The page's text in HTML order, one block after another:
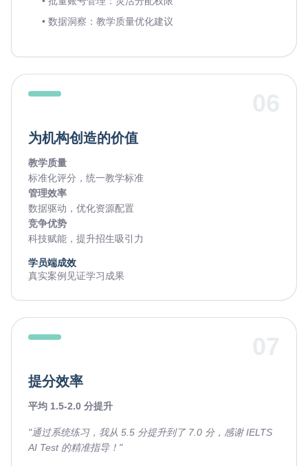
• 数据洞察：教学质量优化建议
为机构创造的价值
教学质量
标准化评分，统一教学标准
管理效率
数据驱动，优化资源配置
竞争优势
科技赋能，提升招生吸引力
学员端成效
真实案例见证学习成果
提分效率
平均 1.5-2.0 分提升
"通过系统练习，我从 5.5 分提升到了 7.0 分，感谢 IELTS
AI Test 的精准指导！"